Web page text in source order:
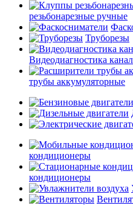
резьбонарезные ручные
Труборезы
Видеодиагностика
трубы аккумуляторные
кондиционеры
кондиционеры